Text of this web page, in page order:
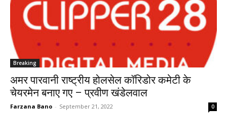
Breaking
अमर पारवानी राष्ट्रीय होलसेल कॉरिडोर कमेटी के
चेयरमेन बनाए गए – प्रवीण खंडेलवाल
Farzana Bano - September 21, 2022 0